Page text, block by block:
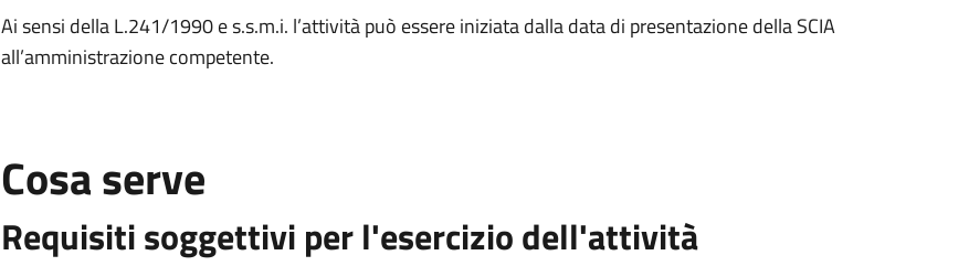
Ai sensi della L.241/1990 e s.s.m.i. l’attività può essere iniziata dalla data di presentazione della SCIA
all’amministrazione competente.
Cosa serve
Requisiti soggettivi per l'esercizio dell'attività